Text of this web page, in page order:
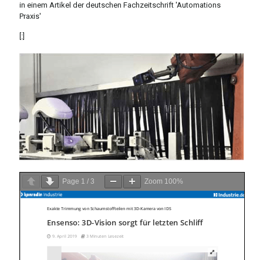
in einem Artikel der deutschen Fachzeitschrift 'Automations
Praxis'
[:]
Page 1 / 3 Zoom 100%